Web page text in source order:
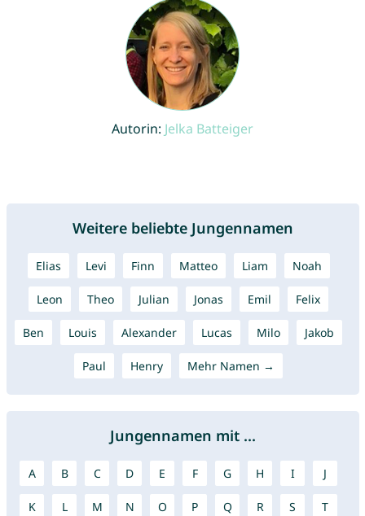
Autorin: Jelka Batteiger
Weitere beliebte Jungennamen
Elias Levi Finn Matteo Liam Noah
Leon Theo Julian Jonas Emil Felix
Ben Louis Alexander Lucas Milo Jakob
Paul Henry Mehr Namen →
Jungennamen mit ...
A B C D E F G H I J
K L M N O P Q R S T